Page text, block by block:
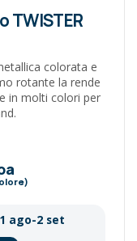
TWISTER
colorata e
rotante la rende
in molti colori per
ago-2 set